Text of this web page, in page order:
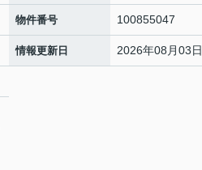
物件番号 100855047
情報更新日 2026年08月03日